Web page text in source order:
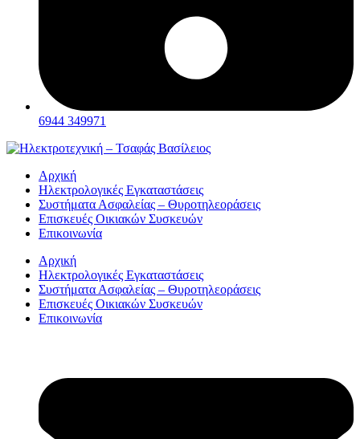
6944 349971
Αρχική
Ηλεκτρολογικές Εγκαταστάσεις
Συστήματα Ασφαλείας – Θυροτηλεοράσεις
Επισκευές Οικιακών Συσκευών
Επικοινωνία
Αρχική
Ηλεκτρολογικές Εγκαταστάσεις
Συστήματα Ασφαλείας – Θυροτηλεοράσεις
Επισκευές Οικιακών Συσκευών
Επικοινωνία